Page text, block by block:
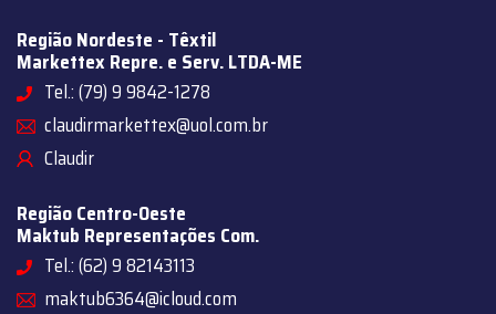
Região Nordeste - Têxtil
Markettex Repre. e Serv. LTDA-ME
Tel.: (79) 9 9842-1278
claudirmarkettex@uol.com.br
Claudir
Região Centro-Oeste
Maktub Representações Com.
Tel.: (62) 9 82143113
maktub6364@icloud.com